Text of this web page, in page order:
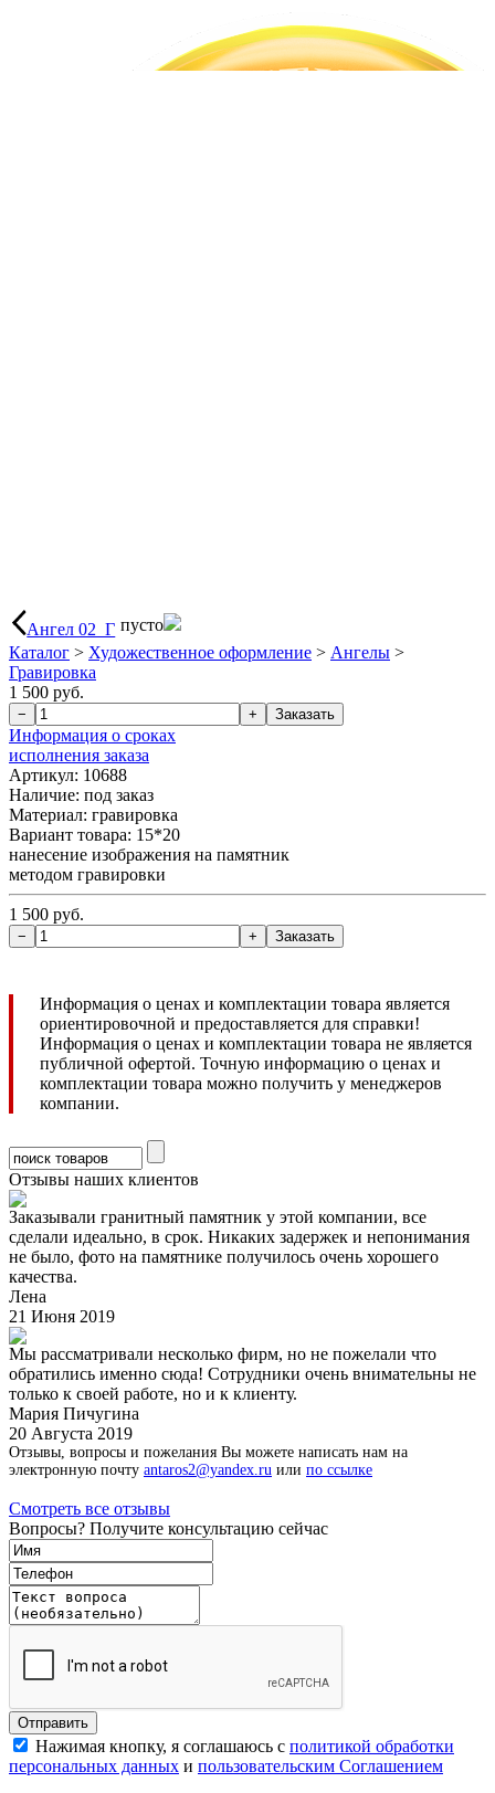
Ангел 02_Г пусто
Каталог > Художественное оформление > Ангелы >
Гравировка
1 500 руб.
Информация о сроках
исполнения заказа
Артикул: 10688
Наличие: под заказ
Материал: гравировка
Вариант товара: 15*20
нанесение изображения на памятник
методом гравировки
1 500 руб.
Информация о ценах и комплектации товара является
ориентировочной и предоставляется для справки!
Информация о ценах и комплектации товара не является
публичной офертой. Точную информацию о ценах и
комплектации товара можно получить у менеджеров
компании.
Отзывы наших клиентов
Заказывали гранитный памятник у этой компании, все
сделали идеально, в срок. Никаких задержек и непонимания
не было, фото на памятнике получилось очень хорошего
качества.
Лена
21 Июня 2019
Мы рассматривали несколько фирм, но не пожелали что
обратились именно сюда! Сотрудники очень внимательны не
только к своей работе, но и к клиенту.
Мария Пичугина
20 Августа 2019
Отзывы, вопросы и пожелания Вы можете написать нам на
электронную почту antaros2@yandex.ru или по ссылке
Смотреть все отзывы
Вопросы? Получите консультацию сейчас
Нажимая кнопку, я соглашаюсь с политикой обработки
персональных данных и пользовательским Соглашением